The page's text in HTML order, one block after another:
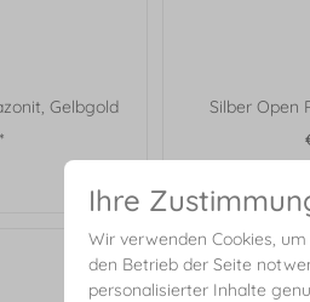
Gelbgold
Silber Open
Ihre
Wir verwenden Cookies,
den Betrieb der Seite
personalisierter Inhalte